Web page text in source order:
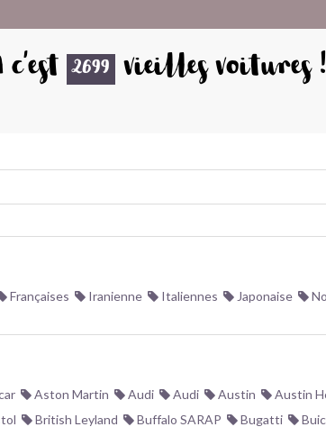
2699 vieilles voitures
Françaises Iranienne Italiennes Japonaise
Aston Martin Audi Audi Austin
Austin
British Leyland Buffalo SARAP Bugatti